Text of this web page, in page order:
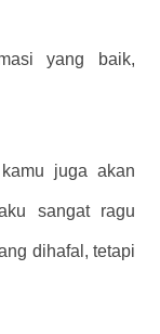
yang baik,
juga akan
sangat ragu
dihafal, tetapi